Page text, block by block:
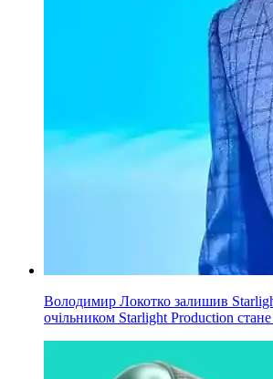
Володимир Локотко залишив
очільником Starlight Production стане